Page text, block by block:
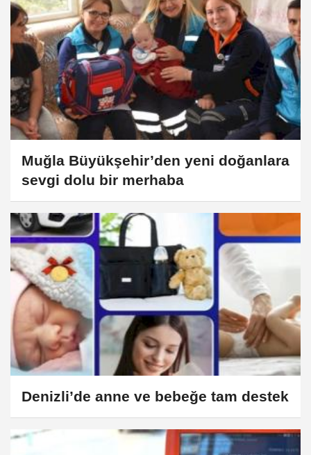
Muğla Büyükşehir’den yeni doğanlara
sevgi dolu bir merhaba
Denizli’de anne ve bebeğe tam destek